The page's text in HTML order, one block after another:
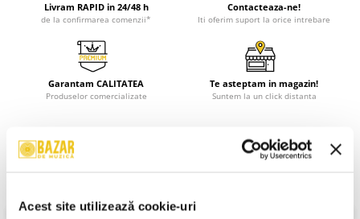
Acest site utilizează cookie-uri
Livram RAPID in 24/48 h
de la confirmarea comenzii*
Contacteaza-ne!
Iti oferim suport la orice intrebare
Garantam CALITATEA
Produselor comercializate
Te asteptam in magazin!
Suntem la un click distanta
Review-uri
Daca doresti sa iti exprimi parerea despre acest produs